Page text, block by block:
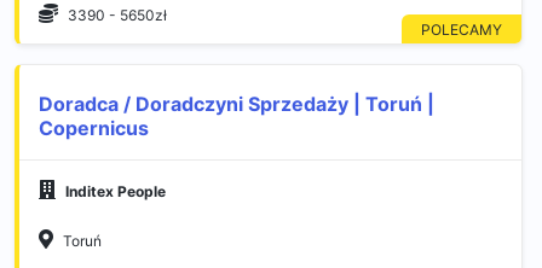
3390 - 5650zł
Doradca / Doradczyni Sprzedaży | Toruń |
Copernicus
Inditex People
Toruń